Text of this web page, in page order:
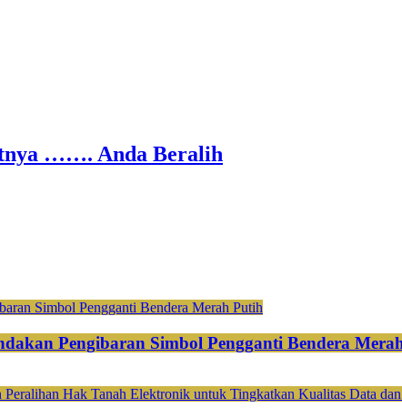
……. Anda Beralih
Pengibaran Simbol Pengganti Bendera